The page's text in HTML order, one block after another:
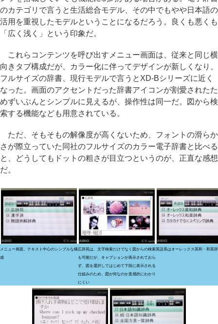
のカテゴリで言うと生活総合モデル、その中でもやや日本語の
活用を重視したモデルということになるだろう。良くも悪くも
「広く浅く」という印象だ。
これらコンテンツを呼び出すメニュー画面は、従来と同じ横
向きタブ構成だが、カラー化に伴ってデザインが新しくなり、
フルサイズの辞書、現行モデルで言うとXD-Bシリーズに近く
なった。画面のアクセントだった辞書アイコンが割愛されたた
めずいぶんとシンプルに見えるが、操作性は同一だ。図から検
索する機能なども用意されている。
ただ、そもそもの解像度が高くないため、フォントの滑らか
さが際立っていた同社のフルサイズのカラー電子辞書と比べる
と、どうしてもドットの粗さが目立つというのが、正直な感想
だ。
メニュー画面。テキスト中心のシンプルな構
成
広辞苑は、文字検索だけでなく図からの検索
も可能だが、キャプションが表示されておら
ず、図を選択してはじめて下段に表示される
仕組みのため、図が何なのか直感的にわかり
にくい
英語系はオーレックス英和・和英